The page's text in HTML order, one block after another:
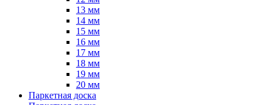
13 мм
14 мм
15 мм
16 мм
17 мм
18 мм
19 мм
20 мм
Паркетная доска